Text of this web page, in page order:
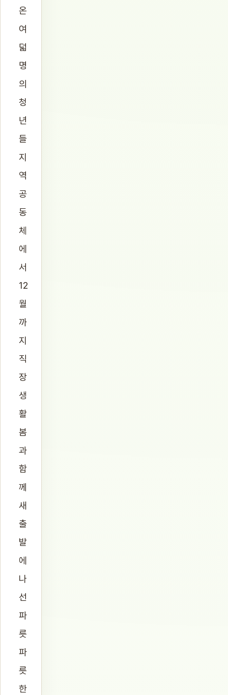
온
여
덟
명
의
청
년
들
지
역
공
동
체
에
서
12
월
까
지
직
장
생
활
봄
과
함
께
새
출
발
에
나
선
파
릇
파
릇
한